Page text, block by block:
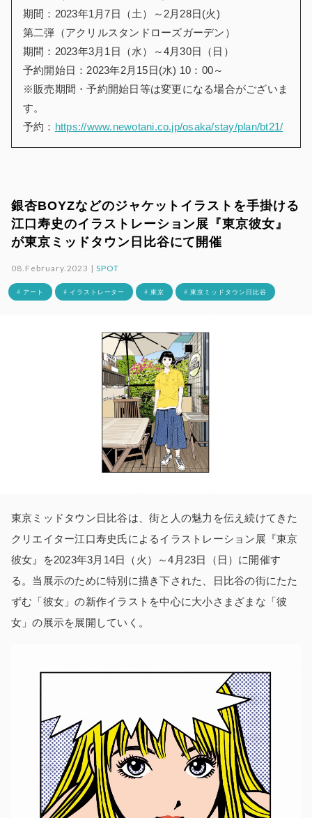
期間：2023年1月7日（土）～2月28日(火)
第二弾（アクリルスタンドローズガーデン）
期間：2023年3月1日（水）～4月30日（日）
予約開始日：2023年2月15日(水) 10：00～
※販売期間・予約開始日等は変更になる場合がございま
す。
予約： https://www.newotani.co.jp/osaka/stay/plan/bt21/
銀杏BOYZなどのジャケットイラストを手掛ける
江口寿史のイラストレーション展『東京彼女』
が東京ミッドタウン日比谷にて開催
08.February.2023 |SPOT
# アート # イラストレーター # 東京 # 東京ミッドタウン日比谷
東京ミッドタウン日比谷は、街と人の魅力を伝え続けてきた
クリエイター江口寿史氏によるイラストレーション展『東京
彼女』を2023年3月14日（火）～4月23日（日）に開催す
る。当展示のために特別に描き下された、日比谷の街にたた
ずむ「彼女」の新作イラストを中心に大小さまざまな「彼
女」の展示を展開していく。